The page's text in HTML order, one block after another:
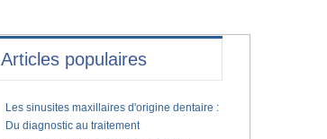
Articles populaires
Les sinusites maxillaires d'origine dentaire :
Du diagnostic au traitement